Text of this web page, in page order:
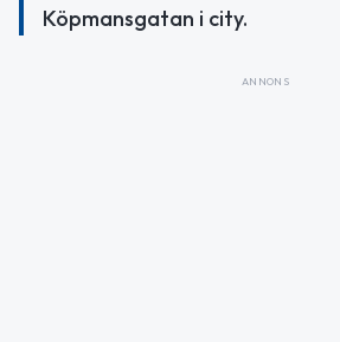
Köpmansgatan i city.
ANNONS